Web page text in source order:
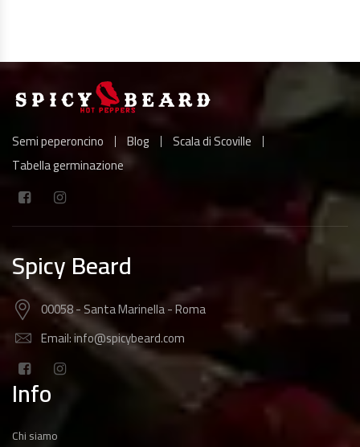
Semi peperoncino Blog
Scala di Scoville
Tabella germinazione
Spicy Beard
00058 - Santa Marinella - Roma
Email: info@spicybeard.com
Info
Chi siamo